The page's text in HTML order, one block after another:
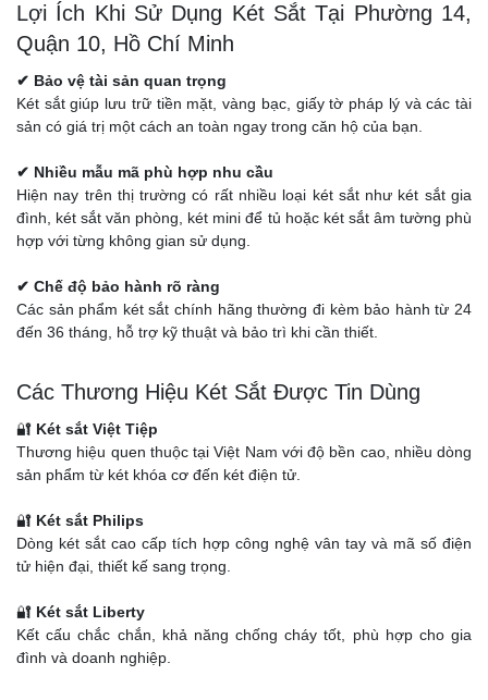
Lợi Ích Khi Sử Dụng Két Sắt Tại Phường 14,
Quận 10, Hồ Chí Minh
✔ Bảo vệ tài sản quan trọng
Két sắt giúp lưu trữ tiền mặt, vàng bạc, giấy tờ pháp lý và các tài
sản có giá trị một cách an toàn ngay trong căn hộ của bạn.
✔ Nhiều mẫu mã phù hợp nhu cầu
Hiện nay trên thị trường có rất nhiều loại két sắt như két sắt gia
đình, két sắt văn phòng, két mini để tủ hoặc két sắt âm tường phù
hợp với từng không gian sử dụng.
✔ Chế độ bảo hành rõ ràng
Các sản phẩm két sắt chính hãng thường đi kèm bảo hành từ 24
đến 36 tháng, hỗ trợ kỹ thuật và bảo trì khi cần thiết.
Các Thương Hiệu Két Sắt Được Tin Dùng
🔐 Két sắt Việt Tiệp
Thương hiệu quen thuộc tại Việt Nam với độ bền cao, nhiều dòng
sản phẩm từ két khóa cơ đến két điện tử.
🔐 Két sắt Philips
Dòng két sắt cao cấp tích hợp công nghệ vân tay và mã số điện
tử hiện đại, thiết kế sang trọng.
🔐 Két sắt Liberty
Kết cấu chắc chắn, khả năng chống cháy tốt, phù hợp cho gia
đình và doanh nghiệp.